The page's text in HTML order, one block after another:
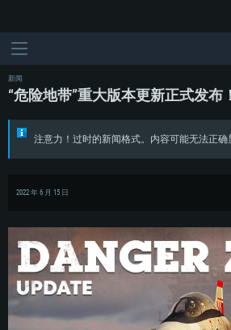
新闻
“危险地带”重大版本更新正式发布！
注意力！过时的新闻格式。内容可能无法正确
2022 年 6 月 15 日